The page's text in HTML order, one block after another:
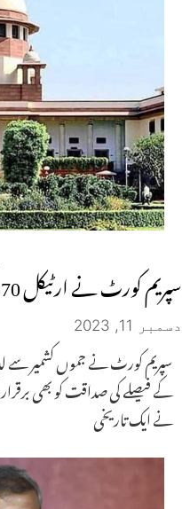
سپریم کورٹ نے ارٹیکل 370کی منسوخی کو ”درست“ قراردیا
دسمبر 11, 2023
سپریم کورٹ نے جموں کشمیر سے
کے فیصلے کی صداقت کو بھی
نے ایک تاریخی